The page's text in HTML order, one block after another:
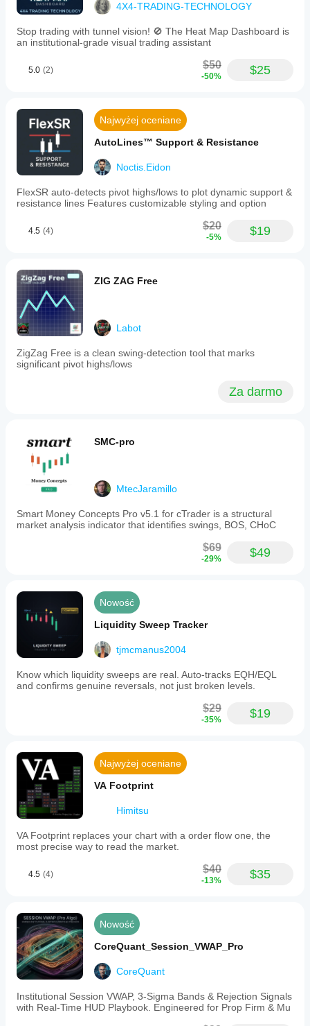
4X4-TRADING-TECHNOLOGY
Stop trading with tunnel vision! 🚫 The Heat Map Dashboard is
an institutional-grade visual trading assistant
5.0 (2) $50
-50% $25
Najwyżej oceniane
AutoLines™ Support & Resistance
Noctis.Eidon
FlexSR auto‑detects pivot highs/lows to plot dynamic support &
resistance lines Features customizable styling and option
4.5 (4) $20
-5% $19
ZIG ZAG Free
Labot
ZigZag Free is a clean swing-detection tool that marks
significant pivot highs/lows
Za darmo
SMC-pro
MtecJaramillo
Smart Money Concepts Pro v5.1 for cTrader is a structural
market analysis indicator that identifies swings, BOS, CHoC
$69
-29% $49
Nowość
Liquidity Sweep Tracker
tjmcmanus2004
Know which liquidity sweeps are real. Auto-tracks EQH/EQL
and confirms genuine reversals, not just broken levels.
$29
-35% $19
Najwyżej oceniane
VA Footprint
Himitsu
VA Footprint replaces your chart with a order flow one, the
most precise way to read the market.
4.5 (4) $40
-13% $35
Nowość
CoreQuant_Session_VWAP_Pro
CoreQuant
Institutional Session VWAP, 3-Sigma Bands & Rejection Signals
with Real-Time HUD Playbook. Engineered for Prop Firm & Mu